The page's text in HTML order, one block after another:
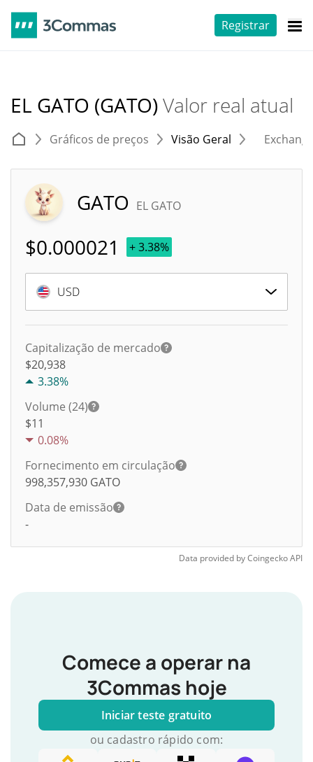
Registrar
EL GATO (GATO)Valor real atual
Gráficos de preços Visão Geral
GATO EL GATO
$0.000021 + 3.38%
USD
Capitalização de mercado
$20,938
3.38%
Volume (24)
$11
0.08%
Fornecimento em circulação
998,357,930 GATO
Data de emissão
-
Data provided byCoingeckoAPI
Comece a operar na
3Commas hoje
Iniciar teste gratuito
ou cadastro rápido com: